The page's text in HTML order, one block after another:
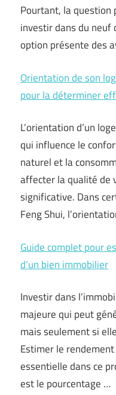
Pourtant, la question
investir dans du neuf
option présente des
Orientation de son
pour la déterminer
L’orientation d’un
qui influence le
naturel et la
affecter la qualité de
significative. Dans
Feng Shui,
Guide complet pour
d’un bien immobilier
Investir dans
majeure qui peut
mais seulement si
Estimer le
essentielle dans ce
est le pourcentage …